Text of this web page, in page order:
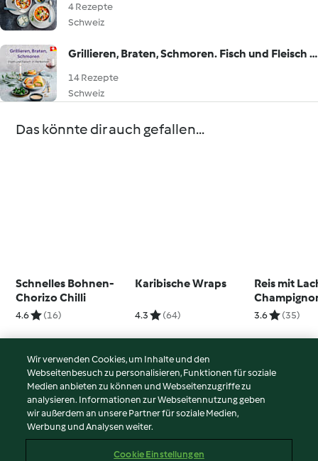
4 Rezepte
Schweiz
Grillieren, Braten, Schmoren. Fisch und Fleisch in Perfektion
14 Rezepte
Schweiz
Das könnte dir auch gefallen...
Schnelles Bohnen-
Chorizo Chilli
4.6 (16)
Karibische Wraps
4.3 (64)
Reis mit
3.6 (35)
© Copyright 2026
Nutzungsbedingungen
Datenschutzrichtlinien
Wir verwenden Cookies, um Inhalte und den
Webseitenbesuch zu personalisieren, Funktionen für soziale
Medien anbieten zu können und Webseitenzugriffe zu
analysieren. Informationen zur Webseitennutzung geben
wir außerdem an unsere Partner für soziale Medien,
Werbung und Analysen weiter.
Cookie Einstellungen